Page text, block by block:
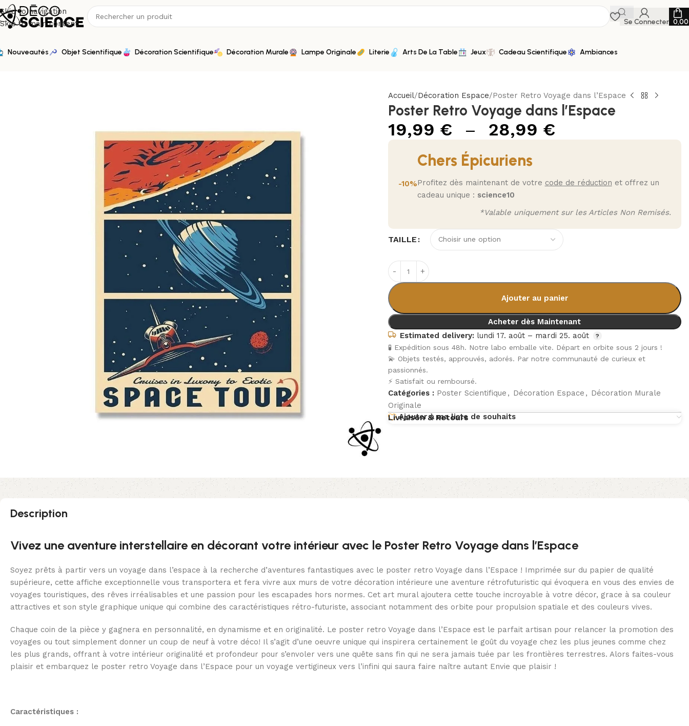
Skip to navigation
Skip to main content
Se Connecter
Nouveautés Objet Scientifique Décoration Scientifique Décoration Murale Lampe Originale Literie Arts De La Table Jeux Cadeau Scientifique Ambiances
Accueil Décoration Espace Poster Retro Voyage dans l’Espace
Poster Retro Voyage dans l’Espace
19,99 € – 28,99 €
-10%
Chers Épicuriens
Profitez dès maintenant de votre code de réduction et offrez un
cadeau unique : science10
*Valable uniquement sur les Articles Non Remisés.
TAILLE
Ajouter au panier
Acheter dès Maintenant
Estimated delivery: lundi 17. août – mardi 25. août
🧪 Expédition sous 48h. Notre labo emballe vite. Départ en orbite sous 2 jours !
💫 Objets testés, approuvés, adorés. Par notre communauté de curieux et
passionnés.
⚡ Satisfait ou remboursé.
Catégories : Poster Scientifique , Décoration Espace , Décoration Murale
Originale
Ajouter à ma liste de souhaits
Livraison & Retours
Description
Vivez une aventure interstellaire en décorant votre intérieur avec le Poster Retro Voyage dans l’Espace
Soyez prêts à partir vers un voyage dans l’espace à la recherche d’aventures fantastiques avec le poster retro Voyage dans l’Espace ! Imprimée sur du papier de qualité
supérieure, cette affiche exceptionnelle vous transportera et fera vivre aux murs de votre décoration intérieure une aventure rétrofuturistic qui évoquera en vous des envies de
voyages touristiques, des rêves irréalisables et une passion pour les escapades hors normes. Cet art mural ajoutera cette touche incroyable à votre décor, grace à sa couleur
attractives et son style graphique unique qui combine des caractéristiques rétro-futuriste, associant notamment des orbite pour propulsion spatiale et des couleurs vives.
Chaque coin de la pièce y gagnera en personnalité, en dynamisme et en originalité. Le poster retro Voyage dans l’Espace est le parfait artisan pour relancer la promotion des
voyages ou tout simplement donner un coup de neuf à votre déco! Il s’agit d’une oeuvre unique qui inspirera certainement le goût du voyage chez les plus jeunes comme chez
les plus grands, offrant à votre intérieur originalité et profondeur pour s’envoler vers une quête sans fin qui ne sera jamais tuée par les frontières terrestres. Alors faites-vous
plaisir et embarquez le poster retro Voyage dans l’Espace pour un voyage vertigineux vers l’infini qui saura faire naître autant Envie que plaisir !
Caractéristiques :